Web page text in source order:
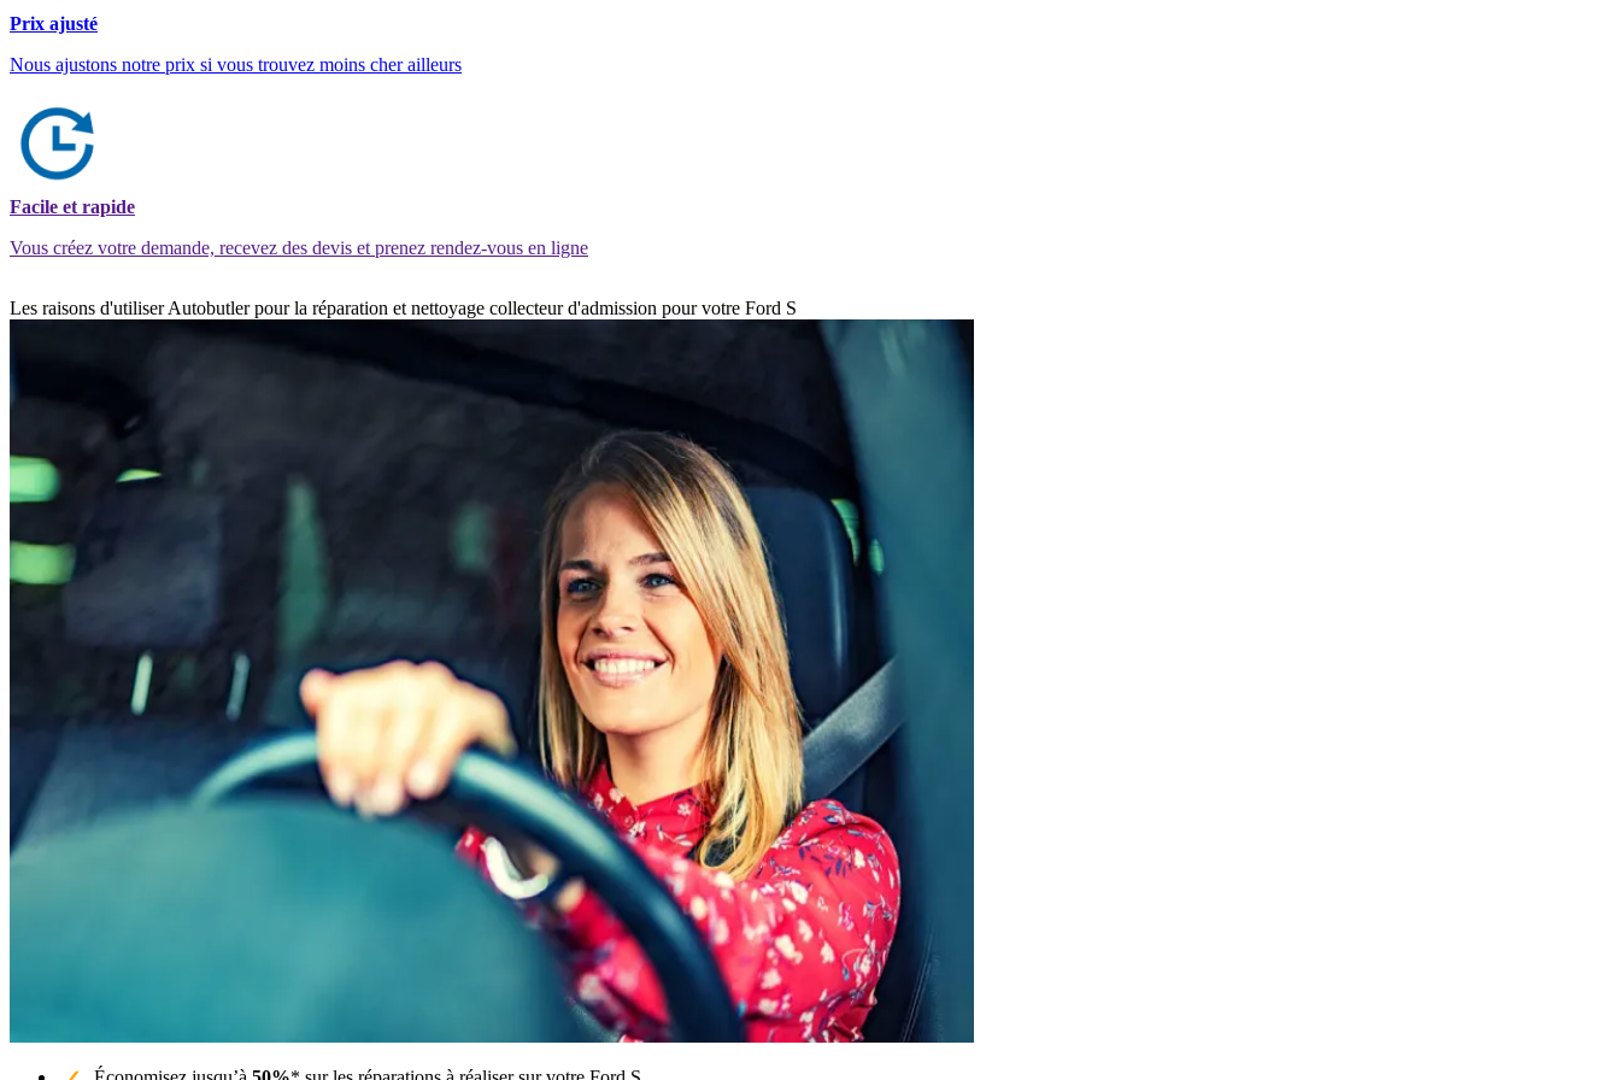
Prix ajusté
Nous ajustons notre prix si vous trouvez moins cher ailleurs
Facile et rapide
Vous créez votre demande, recevez des devis et prenez rendez-vous en ligne
Les raisons d'utiliser Autobutler pour la réparation et nettoyage collecteur d'admission pour votre Ford S